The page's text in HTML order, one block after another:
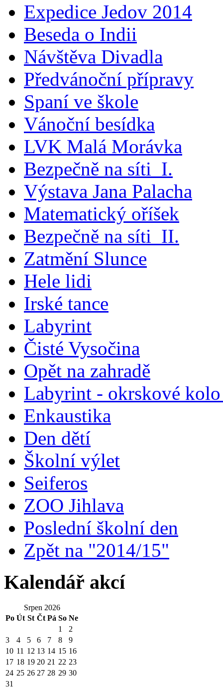
Expedice Jedov 2014
Beseda o Indii
Návštěva Divadla
Předvánoční přípravy
Spaní ve škole
Vánoční besídka
LVK Malá Morávka
Bezpečně na síti_I.
Výstava Jana Palacha
Matematický oříšek
Bezpečně na síti_II.
Zatmění Slunce
Hele lidi
Irské tance
Labyrint
Čisté Vysočina
Opět na zahradě
Labyrint - okrskové
Enkaustika
Den dětí
Školní výlet
Seiferos
ZOO Jihlava
Poslední školní den
Zpět na "2014/15"
Kalendář akcí
Srpen 2026
Po Út St Čt Pá So Ne
1
2
3
4 5 6 7 8
9
10 11 12 13 14 15 16
17 18 19 20 21 22 23
24 25 26 27 28 29 30
31